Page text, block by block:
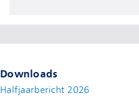
Downloads
Halfjaarbericht 2026